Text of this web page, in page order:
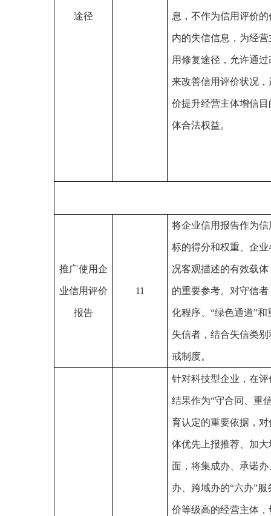
途径 息，不作为信用评价
内的失信信息，为经
用修复途径，允许通
来改善信用评价状况
价提升经营主体增信
体合法权益。
推广使用企
业信用评价
报告
11
将企业信用报告作为
标的得分和权重、企
况客观描述的有效载
的重要参考。对守信
化程序、“绿色通道”
失信者，结合失信类
戒制度。
针对科技型企业，在
结果作为“守合同、重
育认定的重要依据，
体优先上报推荐、加
面，将集成办、承诺
办、跨域办的“六办”
价等级高的经营主体